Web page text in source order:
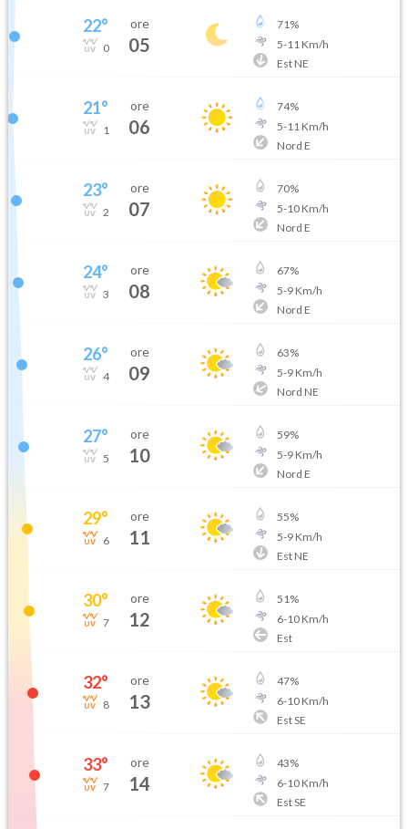
22°
0
ore
05
71%
5-11 Km/h
Est NE
21°
1
ore
06
74%
5-11 Km/h
Nord E
23°
2
ore
07
70%
5-10Km/h
Nord E
24°
3
ore
08
67%
5-9Km/h
Nord E
26°
4
ore
09
63%
5-9Km/h
Nord NE
27°
5
ore
10
59%
5-9Km/h
Nord E
29°
6
ore
11
55%
5-9Km/h
Est NE
30°
7
ore
12
51%
6-10Km/h
Est
32°
8
ore
13
47%
6-10Km/h
Est SE
33°
7
ore
14
43%
6-10Km/h
Est SE